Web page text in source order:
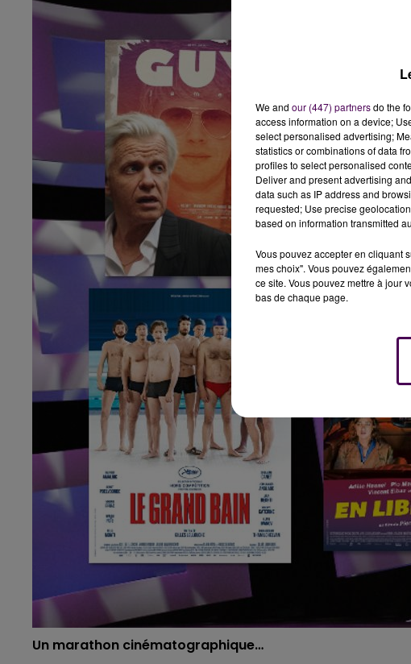
Un marathon cinématographique…
We and our (447) partnersdo the
access information on a device;
select personalised advertising;
statistics or combinations of data
profiles to select personalised
Deliver and present advertising
data such as IP address and
requested; Use precise
based on information transmitted
Vous pouvez accepter en cliquant
mes choix". Vous pouvez
ce site. Vous pouvez mettre à jour
bas de chaque page.